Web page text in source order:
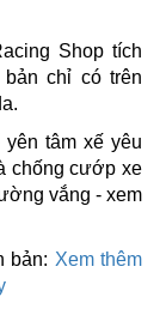
Shop tích
chỉ có trên
yên tâm xế yêu
chống cướp xe
vắng - xem
bản: Xem thêm